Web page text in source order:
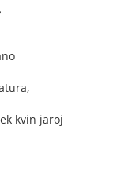
kvin jaroj